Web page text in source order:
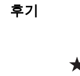
후기